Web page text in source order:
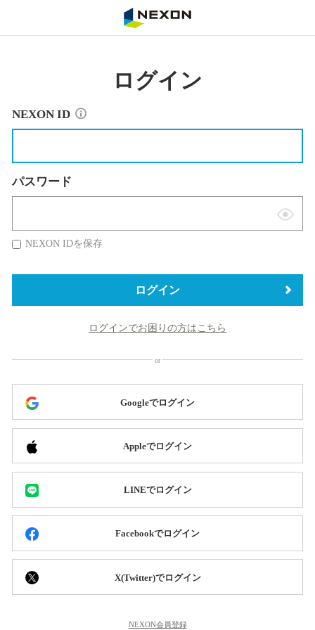
ログイン
NEXON ID
パスワード
表
替
NEXON IDを保存
ログイン
ログインでお困りの方はこちら
Googleでログイン
Appleでログイン
LINEでログイン
Facebookでログイン
X(Twitter)でログイン
NEXON会員登録